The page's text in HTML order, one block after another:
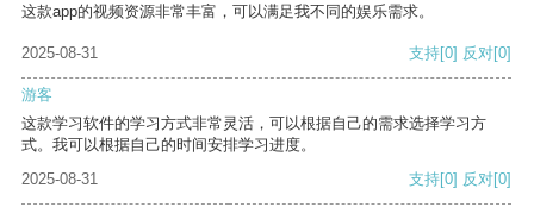
这款app的视频资源非常丰富，可以满足我不同的娱乐需求。
2025-08-31 支持[0] 反对[0]
游客
这款学习软件的学习方式非常灵活，可以根据自己的需求选择学习方
式。我可以根据自己的时间安排学习进度。
2025-08-31
支持[0] 反对[0]